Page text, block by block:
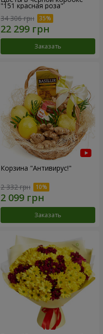
"151 красная роза"
34 306 грн
Заказать
Корзина "Антивирус!"
2 332 грн
Заказать